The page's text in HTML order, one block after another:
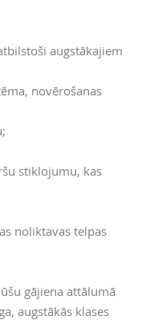
augstākajiem
novērošanas
stiklojumu, kas
noliktavas telpas
gājiena attālumā
augstākās klases